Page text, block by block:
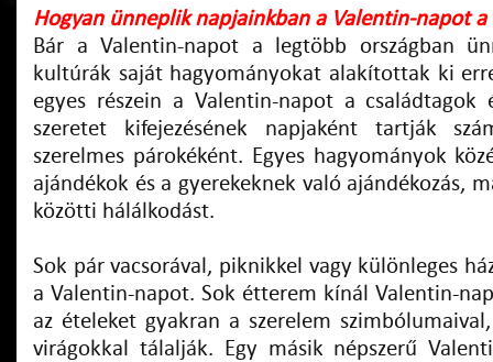
Hogyan ünneplik napjainkban a Valentin-napot a
Bár a Valentin-napot a legtöbb országban
kultúrák saját hagyományokat alakítottak ki
egyes részein a Valentin-napot a
szeretet kifejezésének napjaként tartják
szerelmes párokéként. Egyes hagyományok
ajándékok és a gyerekeknek való ajándékozás,
közötti hálálkodást.
Sok pár vacsorával, piknikkel vagy különleges
a Valentin-napot. Sok étterem kínál Valentin-
az ételeket gyakran a szerelem
virágokkal tálalják. Egy másik népszerű